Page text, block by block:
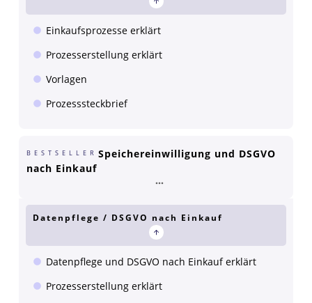
Einkaufsprozesse erklärt
Prozesserstellung erklärt
Vorlagen
Prozesssteckbrief
BESTSELLER Speichereinwilligung und DSGVO
nach Einkauf
Datenpflege / DSGVO nach Einkauf
Datenpflege und DSGVO nach Einkauf erklärt
Prozesserstellung erklärt